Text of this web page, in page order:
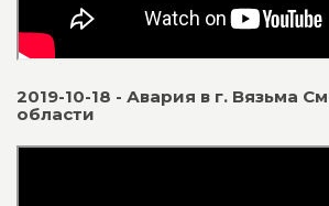
2019-10-18 - Авария в г. Вязьма
области